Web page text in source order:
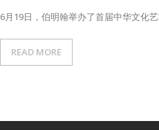
6月19日，伯明翰举办了首届中华文化
READ MORE